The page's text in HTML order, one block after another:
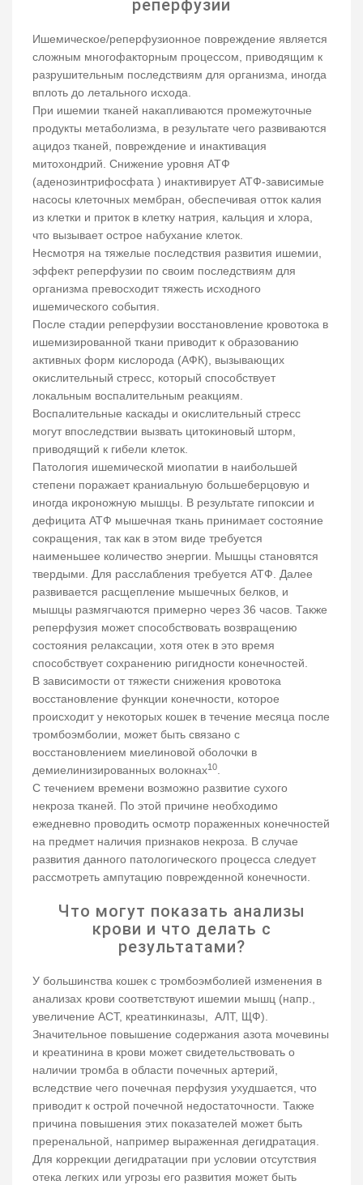
реперфузии
Ишемическое/реперфузионное повреждение является
сложным многофакторным процессом, приводящим к
разрушительным последствиям для организма, иногда
вплоть до летального исхода.
При ишемии тканей накапливаются промежуточные
продукты метаболизма, в результате чего развиваются
ацидоз тканей, повреждение и инактивация
митохондрий. Снижение уровня АТФ
(аденозинтрифосфата ) инактивирует АТФ-зависимые
насосы клеточных мембран, обеспечивая отток калия
из клетки и приток в клетку натрия, кальция и хлора,
что вызывает острое набухание клеток.
Несмотря на тяжелые последствия развития ишемии,
эффект реперфузии по своим последствиям для
организма превосходит тяжесть исходного
ишемического события.
После стадии реперфузии восстановление кровотока в
ишемизированной ткани приводит к образованию
активных форм кислорода (АФК), вызывающих
окислительный стресс, который способствует
локальным воспалительным реакциям.
Воспалительные каскады и окислительный стресс
могут впоследствии вызвать цитокиновый шторм,
приводящий к гибели клеток.
Патология ишемической миопатии в наибольшей
степени поражает краниальную большеберцовую и
иногда икроножную мышцы. В результате гипоксии и
дефицита АТФ мышечная ткань принимает состояние
сокращения, так как в этом виде требуется
наименьшее количество энергии. Мышцы становятся
твердыми. Для расслабления требуется АТФ. Далее
развивается расщепление мышечных белков, и
мышцы размягчаются примерно через 36 часов. Также
реперфузия может способствовать возвращению
состояния релаксации, хотя отек в это время
способствует сохранению ригидности конечностей.
В зависимости от тяжести снижения кровотока
восстановление функции конечности, которое
происходит у некоторых кошек в течение месяца после
тромбоэмболии, может быть связано с
восстановлением миелиновой оболочки в
демиелинизированных волокнах10
С течением времени возможно развитие сухого
некроза тканей. По этой причине необходимо
ежедневно проводить осмотр пораженных конечностей
на предмет наличия признаков некроза. В случае
развития данного патологического процесса следует
рассмотреть ампутацию поврежденной конечности.
Что могут показать анализы
крови и что делать с
результатами?
У большинства кошек с тромбоэмболией изменения в
анализах крови соответствуют ишемии мышц (напр.,
увеличение АСТ, креатинкиназы, АЛТ, ЩФ).
Значительное повышение содержания азота мочевины
и креатинина в крови может свидетельствовать о
наличии тромба в области почечных артерий,
вследствие чего почечная перфузия ухудшается, что
приводит к острой почечной недостаточности. Также
причина повышения этих показателей может быть
преренальной, например выраженная дегидратация.
Для коррекции дегидратации при условии отсутствия
отека легких или угрозы его развития может быть